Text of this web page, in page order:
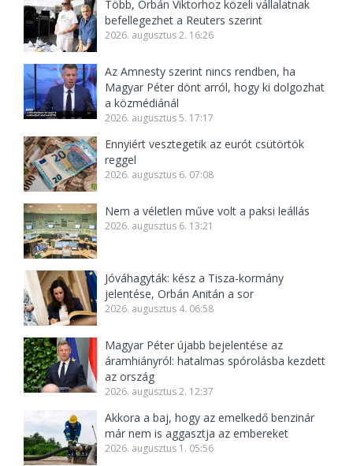
Több, Orbán Viktorhoz közeli vállalatnak
befellegezhet a Reuters szerint
2026. augusztus 2. 16:26
Az Amnesty szerint nincs rendben, ha
Magyar Péter dönt arról, hogy ki dolgozhat
a közmédiánál
2026. augusztus 5. 17:17
Ennyiért vesztegetik az eurót csütörtök
reggel
2026. augusztus 6. 07:08
Nem a véletlen műve volt a paksi leállás
2026. augusztus 6. 13:21
Jóváhagyták: kész a Tisza-kormány
jelentése, Orbán Anitán a sor
2026. augusztus 4. 06:58
Magyar Péter újabb bejelentése az
áramhiányról: hatalmas spórolásba kezdett
az ország
2026. augusztus 2. 12:37
Akkora a baj, hogy az emelkedő benzinár
már nem is aggasztja az embereket
2026. augusztus 1. 05:56